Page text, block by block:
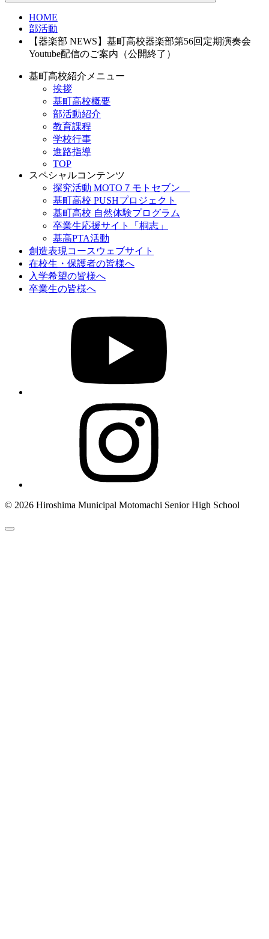
HOME
部活動
【器楽部 NEWS】基町高校器楽部第56回定期演奏会
Youtube配信のご案内（公開終了）
基町高校紹介メニュー
挨拶
基町高校概要
部活動紹介
教育課程
学校行事
進路指導
TOP
スペシャルコンテンツ
探究活動 MOTO７モトセブン
基町高校 PUSHプロジェクト
基町高校 自然体験プログラム
卒業生応援サイト「桐志」
基高PTA活動
創造表現コースウェブサイト
在校生・保護者の皆様へ
入学希望の皆様へ
卒業生の皆様へ
© 2026 Hiroshima Municipal Motomachi Senior High School